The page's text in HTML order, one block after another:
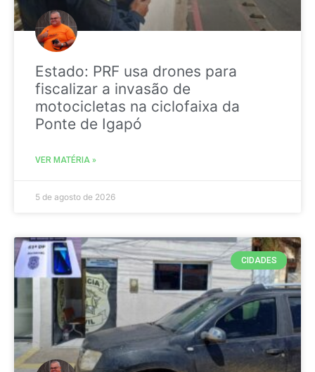
Estado: PRF usa drones para
fiscalizar a invasão de
motocicletas na ciclofaixa da
Ponte de Igapó
VER MATÉRIA »
5 de agosto de 2026
CIDADES